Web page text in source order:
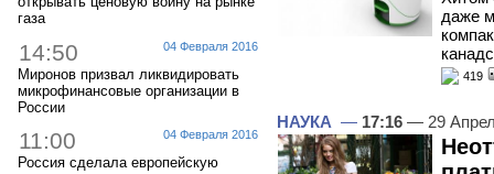
газа
04 Февраля 2016
14:50
Миронов призвал ликвидировать
микрофинансовые организации в
России
04 Февраля 2016
11:00
Россия сделала европейскую
даже
419
НАУКА — 17:16 — 29